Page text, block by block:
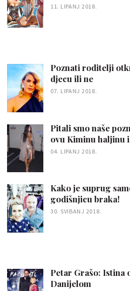
11. LIPANJ 2018.
Poznati roditelji
djecu ili ne
07. LIPANJ 2018.
Pitali smo naše
ovu Kiminu haljinu
04. LIPANJ 2018.
Kako je suprug
godišnjicu braka!
30. SVIBANJ 2018.
Petar Grašo: Istina
Danijelom